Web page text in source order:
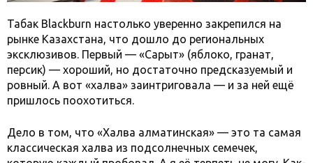
Табак Blackburn настолько уверенно закрепился на
рынке Казахстана, что дошло до региональных
эксклюзивов. Первый — «Сарқыт» (яблоко, гранат,
персик) — хороший, но достаточно предсказуемый и
ровный. А вот «халва» заинтриговала — и за ней ещё
пришлось поохотиться.
Дело в том, что «Халва алматинская» — это та самая
классическая халва из подсолнечных семечек,